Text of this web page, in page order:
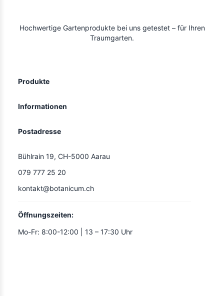
Hochwertige Gartenprodukte bei uns getestet – für Ihren
Traumgarten.
Produkte
Informationen
Postadresse
Bühlrain 19, CH-5000 Aarau
079 777 25 20
kontakt@botanicum.ch
Öffnungszeiten:
Mo-Fr: 8:00-12:00 | 13 – 17:30 Uhr